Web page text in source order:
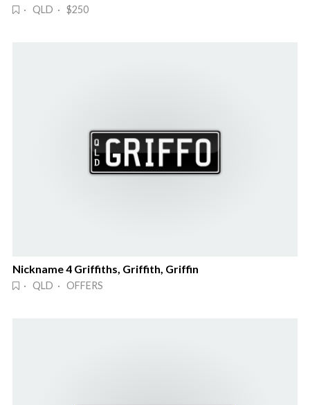
· QLD · $250
Nickname 4 Griffiths, Griffith, Griffin
· QLD · OFFERS